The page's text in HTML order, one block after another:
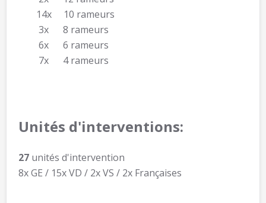
14x 10 rameurs
3x 8 rameurs
6x 6 rameurs
7x 4 rameurs
Unités d'interventions:
27 unités d'intervention
8x GE / 15x VD / 2x VS / 2x Françaises